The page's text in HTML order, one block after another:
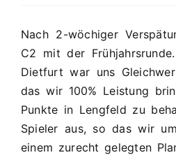
C2
–
1:3
Nach 2-wöchiger
C2 mit der
Dietfurt war uns
das wir 100% Leistung
Punkte in Lengfeld zu
Spieler aus, so das wir
einem zurecht gelegten